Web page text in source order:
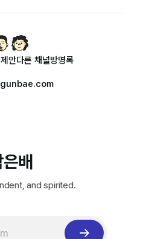
안다른 채널방명록
배
and spirited.